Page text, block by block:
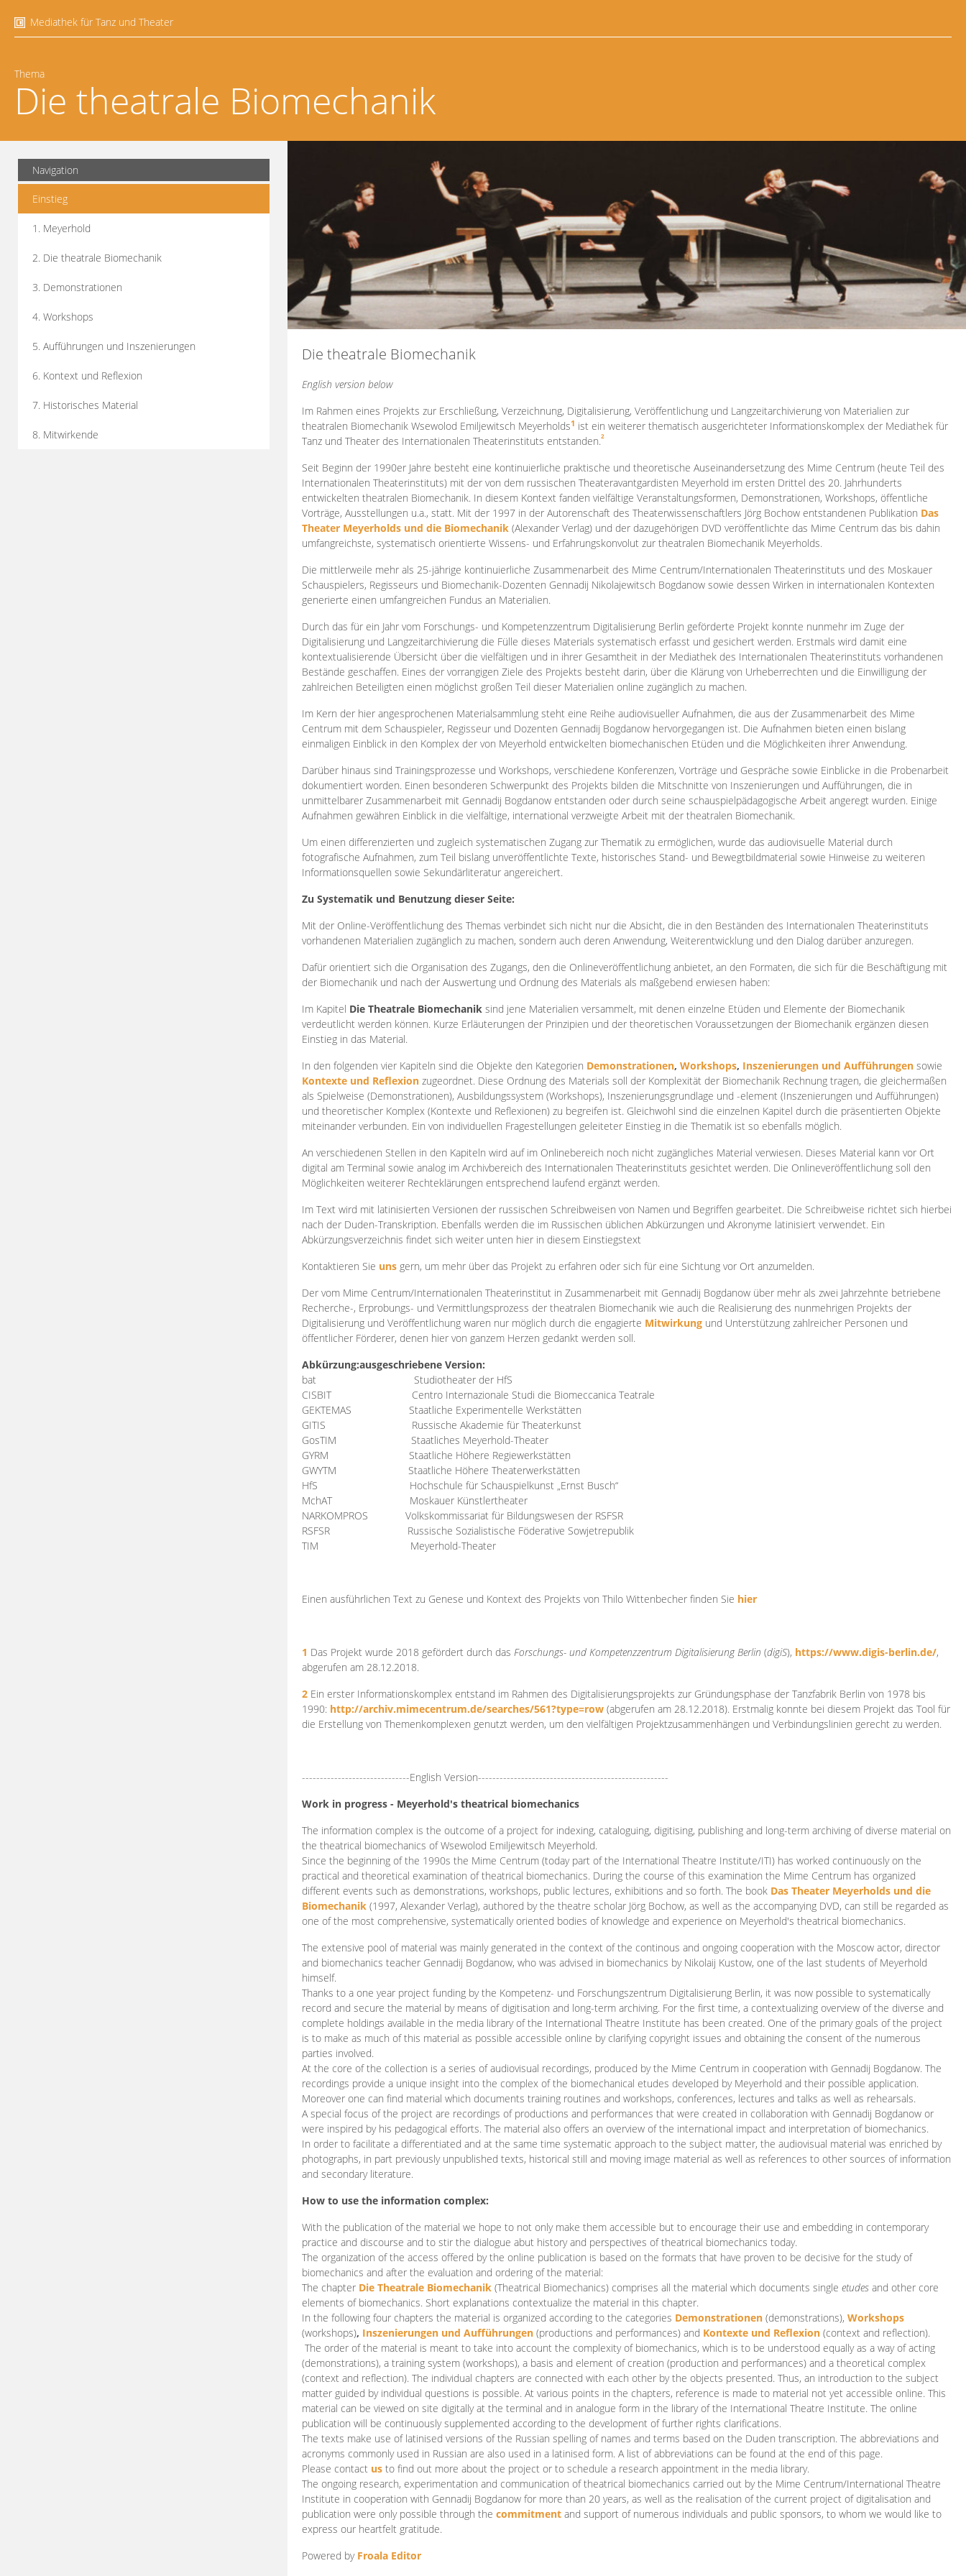
Mediathek für Tanz und Theater
Thema
Die theatrale Biomechanik
Navigation
Einstieg
1. Meyerhold
2. Die theatrale Biomechanik
3. Demonstrationen
4. Workshops
5. Aufführungen und Inszenierungen
6. Kontext und Reflexion
7. Historisches Material
8. Mitwirkende
Die theatrale Biomechanik
English version below
Im Rahmen eines Projekts zur Erschließung, Verzeichnung, Digitalisierung, Veröffentlichung und Langzeitarchivierung von Materialien zur
theatralen Biomechanik Wsewolod Emiljewitsch Meyerholds1 ist ein weiterer thematisch ausgerichteter Informationskomplex der Mediathek für
Tanz und Theater des Internationalen Theaterinstituts entstanden.2
Seit Beginn der 1990er Jahre besteht eine kontinuierliche praktische und theoretische Auseinandersetzung des Mime Centrum (heute Teil des
Internationalen Theaterinstituts) mit der von dem russischen Theateravantgardisten Meyerhold im ersten Drittel des 20. Jahrhunderts
entwickelten theatralen Biomechanik. In diesem Kontext fanden vielfältige Veranstaltungsformen, Demonstrationen, Workshops, öffentliche
Vorträge, Ausstellungen u.a., statt. Mit der 1997 in der Autorenschaft des Theaterwissenschaftlers Jörg Bochow entstandenen Publikation Das
Theater Meyerholds und die Biomechanik (Alexander Verlag) und der dazugehörigen DVD veröffentlichte das Mime Centrum das bis dahin
umfangreichste, systematisch orientierte Wissens- und Erfahrungskonvolut zur theatralen Biomechanik Meyerholds.
Die mittlerweile mehr als 25-jährige kontinuierliche Zusammenarbeit des Mime Centrum/Internationalen Theaterinstituts und des Moskauer
Schauspielers, Regisseurs und Biomechanik-Dozenten Gennadij Nikolajewitsch Bogdanow sowie dessen Wirken in internationalen Kontexten
generierte einen umfangreichen Fundus an Materialien.
Durch das für ein Jahr vom Forschungs- und Kompetenzzentrum Digitalisierung Berlin geförderte Projekt konnte nunmehr im Zuge der
Digitalisierung und Langzeitarchivierung die Fülle dieses Materials systematisch erfasst und gesichert werden. Erstmals wird damit eine
kontextualisierende Übersicht über die vielfältigen und in ihrer Gesamtheit in der Mediathek des Internationalen Theaterinstituts vorhandenen
Bestände geschaffen. Eines der vorrangigen Ziele des Projekts besteht darin, über die Klärung von Urheberrechten und die Einwilligung der
zahlreichen Beteiligten einen möglichst großen Teil dieser Materialien online zugänglich zu machen.
Im Kern der hier angesprochenen Materialsammlung steht eine Reihe audiovisueller Aufnahmen, die aus der Zusammenarbeit des Mime
Centrum mit dem Schauspieler, Regisseur und Dozenten Gennadij Bogdanow hervorgegangen ist. Die Aufnahmen bieten einen bislang
einmaligen Einblick in den Komplex der von Meyerhold entwickelten biomechanischen Etüden und die Möglichkeiten ihrer Anwendung.
Darüber hinaus sind Trainingsprozesse und Workshops, verschiedene Konferenzen, Vorträge und Gespräche sowie Einblicke in die Probenarbeit
dokumentiert worden. Einen besonderen Schwerpunkt des Projekts bilden die Mitschnitte von Inszenierungen und Aufführungen, die in
unmittelbarer Zusammenarbeit mit Gennadij Bogdanow entstanden oder durch seine schauspielpädagogische Arbeit angeregt wurden. Einige
Aufnahmen gewähren Einblick in die vielfältige, international verzweigte Arbeit mit der theatralen Biomechanik.
Um einen differenzierten und zugleich systematischen Zugang zur Thematik zu ermöglichen, wurde das audiovisuelle Material durch
fotografische Aufnahmen, zum Teil bislang unveröffentlichte Texte, historisches Stand- und Bewegtbildmaterial sowie Hinweise zu weiteren
Informationsquellen sowie Sekundärliteratur angereichert.
Zu Systematik und Benutzung dieser Seite:
Mit der Online-Veröffentlichung des Themas verbindet sich nicht nur die Absicht, die in den Beständen des Internationalen Theaterinstituts
vorhandenen Materialien zugänglich zu machen, sondern auch deren Anwendung, Weiterentwicklung und den Dialog darüber anzuregen.
Dafür orientiert sich die Organisation des Zugangs, den die Onlineveröffentlichung anbietet, an den Formaten, die sich für die Beschäftigung mit
der Biomechanik und nach der Auswertung und Ordnung des Materials als maßgebend erwiesen haben:
Im Kapitel Die Theatrale Biomechanik sind jene Materialien versammelt, mit denen einzelne Etüden und Elemente der Biomechanik
verdeutlicht werden können. Kurze Erläuterungen der Prinzipien und der theoretischen Voraussetzungen der Biomechanik ergänzen diesen
Einstieg in das Material.
In den folgenden vier Kapiteln sind die Objekte den Kategorien Demonstrationen, Workshops, Inszenierungen und Aufführungen sowie
Kontexte und Reflexion zugeordnet. Diese Ordnung des Materials soll der Komplexität der Biomechanik Rechnung tragen, die gleichermaßen
als Spielweise (Demonstrationen), Ausbildungssystem (Workshops), Inszenierungsgrundlage und -element (Inszenierungen und Aufführungen)
und theoretischer Komplex (Kontexte und Reflexionen) zu begreifen ist. Gleichwohl sind die einzelnen Kapitel durch die präsentierten Objekte
miteinander verbunden. Ein von individuellen Fragestellungen geleiteter Einstieg in die Thematik ist so ebenfalls möglich.
An verschiedenen Stellen in den Kapiteln wird auf im Onlinebereich noch nicht zugängliches Material verwiesen. Dieses Material kann vor Ort
digital am Terminal sowie analog im Archivbereich des Internationalen Theaterinstituts gesichtet werden. Die Onlineveröffentlichung soll den
Möglichkeiten weiterer Rechteklärungen entsprechend laufend ergänzt werden.
Im Text wird mit latinisierten Versionen der russischen Schreibweisen von Namen und Begriffen gearbeitet. Die Schreibweise richtet sich hierbei
nach der Duden-Transkription. Ebenfalls werden die im Russischen üblichen Abkürzungen und Akronyme latinisiert verwendet. Ein
Abkürzungsverzeichnis findet sich weiter unten hier in diesem Einstiegstext
Kontaktieren Sie uns gern, um mehr über das Projekt zu erfahren oder sich für eine Sichtung vor Ort anzumelden.
Der vom Mime Centrum/Internationalen Theaterinstitut in Zusammenarbeit mit Gennadij Bogdanow über mehr als zwei Jahrzehnte betriebene
Recherche-, Erprobungs- und Vermittlungsprozess der theatralen Biomechanik wie auch die Realisierung des nunmehrigen Projekts der
Digitalisierung und Veröffentlichung waren nur möglich durch die engagierte Mitwirkung und Unterstützung zahlreicher Personen und
öffentlicher Förderer, denen hier von ganzem Herzen gedankt werden soll.
Abkürzung:ausgeschriebene Version:
bat
Studiotheater der HfS
CISBIT
Centro Internazionale Studi die Biomeccanica Teatrale
GEKTEMAS
Staatliche Experimentelle Werkstätten
GITIS
Russische Akademie für Theaterkunst
GosTIM
Staatliches Meyerhold-Theater
GYRM
Staatliche Höhere Regiewerkstätten
GWYTM
Staatliche Höhere Theaterwerkstätten
HfS
Hochschule für Schauspielkunst „Ernst Busch“
MchAT
Moskauer Künstlertheater
NARKOMPROS
Volkskommissariat für Bildungswesen der RSFSR
RSFSR
Russische Sozialistische Föderative Sowjetrepublik
TIM Meyerhold-Theater
Einen ausführlichen Text zu Genese und Kontext des Projekts von Thilo Wittenbecher finden Sie hier
1 Das Projekt wurde 2018 gefördert durch das Forschungs- und Kompetenzzentrum DigitalisierungBerlin (digiS), https://www.digis-berlin.de/,
abgerufen am 28.12.2018.
2 Ein erster Informationskomplex entstand im Rahmen des Digitalisierungsprojekts zur Gründungsphase der Tanzfabrik Berlin von 1978 bis
1990: http://archiv.mimecentrum.de/searches/561?type=row (abgerufen am 28.12.2018). Erstmalig konnte bei diesem Projekt das Tool für
die Erstellung von Themenkomplexen genutzt werden, um den vielfältigen Projektzusammenhängen und Verbindungslinien gerecht zu werden.
------------------------------English Version-----------------------------------------------------
Work in progress - Meyerhold's theatrical biomechanics
The information complex is the outcome of a project for indexing, cataloguing, digitising, publishing and long-term archiving of diverse material on
the theatrical biomechanics of Wsewolod Emiljewitsch Meyerhold.
Since the beginning of the 1990s the Mime Centrum (today part of the International Theatre Institute/ITI) has worked continuously on the
practical and theoretical examination of theatrical biomechanics. During the course of this examination the Mime Centrum has organized
different events such as demonstrations, workshops, public lectures, exhibitions and so forth. The book Das Theater Meyerholds und die
Biomechanik (1997, Alexander Verlag), authored by the theatre scholar Jörg Bochow, as well as the accompanying DVD, can still be regarded as
one of the most comprehensive, systematically oriented bodies of knowledge and experience on Meyerhold's theatrical biomechanics.
The extensive pool of material was mainly generated in the context of the continous and ongoing cooperation with the Moscow actor, director
and biomechanics teacher Gennadij Bogdanow, who was advised in biomechanics by Nikolaij Kustow, one of the last students of Meyerhold
himself.
Thanks to a one year project funding by the Kompetenz- und Forschungszentrum Digitalisierung Berlin, it was now possible to systematically
record and secure the material by means of digitisation and long-term archiving. For the first time, a contextualizing overview of the diverse and
complete holdings available in the media library of the International Theatre Institute has been created. One of the primary goals of the project
is to make as much of this material as possible accessible online by clarifying copyright issues and obtaining the consent of the numerous
parties involved.
At the core of the collection is a series of audiovisual recordings, produced by the Mime Centrum in cooperation with Gennadij Bogdanow. The
recordings provide a unique insight into the complex of the biomechanical etudes developed by Meyerhold and their possible application.
Moreover one can find material which documents training routines and workshops, conferences, lectures and talks as well as rehearsals.
A special focus of the project are recordings of productions and performances that were created in collaboration with Gennadij Bogdanow or
were inspired by his pedagogical efforts. The material also offers an overview of the international impact and interpretation of biomechanics.
In order to facilitate a differentiated and at the same time systematic approach to the subject matter, the audiovisual material was enriched by
photographs, in part previously unpublished texts, historical still and moving image material as well as references to other sources of information
and secondary literature.
How to use the information complex:
With the publication of the material we hope to not only make them accessible but to encourage their use and embedding in contemporary
practice and discourse and to stir the dialogue abut history and perspectives of theatrical biomechanics today.
The organization of the access offered by the online publication is based on the formats that have proven to be decisive for the study of
biomechanics and after the evaluation and ordering of the material:
The chapter Die Theatrale Biomechanik (Theatrical Biomechanics) comprises all the material which documents single etudes and other core
elements of biomechanics. Short explanations contextualize the material in this chapter.
In the following four chapters the material is organized according to the categories Demonstrationen (demonstrations), Workshops
(workshops), Inszenierungen und Aufführungen (productions and performances) and Kontexte und Reflexion (context and reflection).
The order of the material is meant to take into account the complexity of biomechanics, which is to be understood equally as a way of acting
(demonstrations), a training system (workshops), a basis and element of creation (production and performances) and a theoretical complex
(context and reflection). The individual chapters are connected with each other by the objects presented. Thus, an introduction to the subject
matter guided by individual questions is possible. At various points in the chapters, reference is made to material not yet accessible online. This
material can be viewed on site digitally at the terminal and in analogue form in the library of the International Theatre Institute. The online
publication will be continuously supplemented according to the development of further rights clarifications.
The texts make use of latinised versions of the Russian spelling of names and terms based on the Duden transcription. The abbreviations and
acronyms commonly used in Russian are also used in a latinised form. A list of abbreviations can be found at the end of this page.
Please contact us to find out more about the project or to schedule a research appointment in the media library.
The ongoing research, experimentation and communication of theatrical biomechanics carried out by the Mime Centrum/International Theatre
Institute in cooperation with Gennadij Bogdanow for more than 20 years, as well as the realisation of the current project of digitalisation and
publication were only possible through the commitment and support of numerous individuals and public sponsors, to whom we would like to
express our heartfelt gratitude.
Powered by Froala Editor